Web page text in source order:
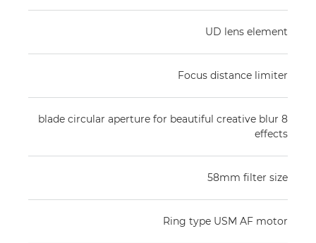
UD lens element
Focus distance limiter
8 blade circular aperture for beautiful creative blur
effects
58mm filter size
Ring type USM AF motor